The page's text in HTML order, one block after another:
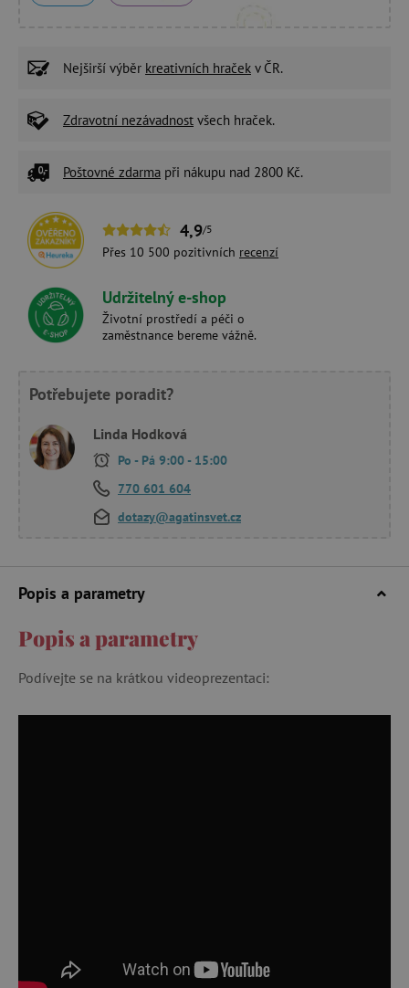
Nejširší výběr kreativních hraček v ČR.
Zdravotní nezávadnost všech hraček.
Poštovné zdarma při nákupu nad 2800 Kč.
4,9/5
Přes 10 500 pozitivních recenzí
Udržitelný e-shop
Životní prostředí a péči o
zaměstnance bereme vážně.
Potřebujete poradit?
Linda Hodková
Po - Pá 9:00 - 15:00
770 601 604
dotazy@agatinsvet.cz
Popis a parametry
Popis a parametry
Podívejte se na krátkou videoprezentaci: